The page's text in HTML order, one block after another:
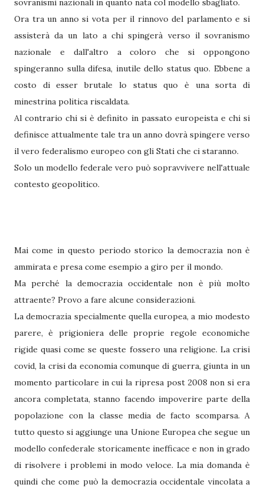
sovranismi nazionali in quanto nata col modello sbagliato.
Ora tra un anno si vota per il rinnovo del parlamento e si
assisterà da un lato a chi spingerà verso il sovranismo
nazionale e dall'altro a coloro che si oppongono
spingeranno sulla difesa, inutile dello status quo. Ebbene a
costo di esser brutale lo status quo è una sorta di
minestrina politica riscaldata.
Al contrario chi si è definito in passato europeista e chi si
definisce attualmente tale tra un anno dovrà spingere verso
il vero federalismo europeo con gli Stati che ci staranno.
Solo un modello federale vero può sopravvivere nell'attuale
contesto geopolitico.
Mai come in questo periodo storico la democrazia non è
ammirata e presa come esempio a giro per il mondo.
Ma perché la democrazia occidentale non è più molto
attraente? Provo a fare alcune considerazioni.
La democrazia specialmente quella europea, a mio modesto
parere, è prigioniera delle proprie regole economiche
rigide quasi come se queste fossero una religione. La crisi
covid, la crisi da economia comunque di guerra, giunta in un
momento particolare in cui la ripresa post 2008 non si era
ancora completata, stanno facendo impoverire parte della
popolazione con la classe media de facto scomparsa. A
tutto questo si aggiunge una Unione Europea che segue un
modello confederale storicamente inefficace e non in grado
di risolvere i problemi in modo veloce. La mia domanda è
quindi che come può la democrazia occidentale vincolata a